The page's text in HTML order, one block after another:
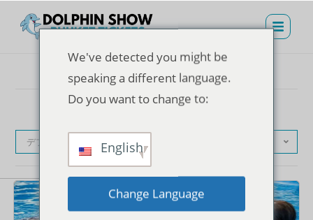
デフォルト表示
We've detected you might be
speaking a different language.
Do you want to change to:
English
Change Language